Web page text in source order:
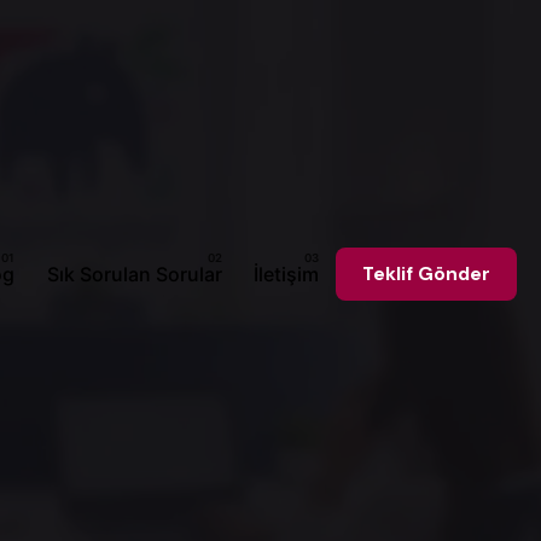
Sık Sorulan Sorular İletişim Teklif Gönder